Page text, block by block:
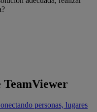
TeamViewer
personas, lugares